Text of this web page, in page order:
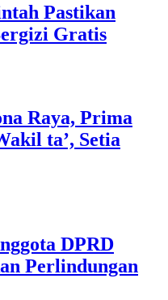
Pastikan
Gratis
Raya, Prima
ta’, Setia
DPRD
Perlindungan